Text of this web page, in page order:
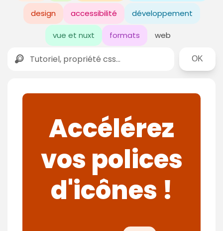
design accessibilité développement
vue et nuxt formats web
Rechercher
Accélérez
vos polices
d'icônes !